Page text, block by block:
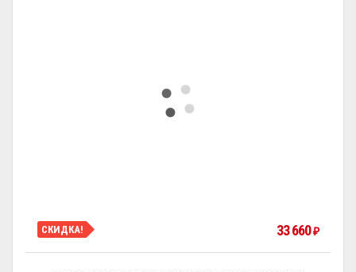
СКИДКА! 33 660₽